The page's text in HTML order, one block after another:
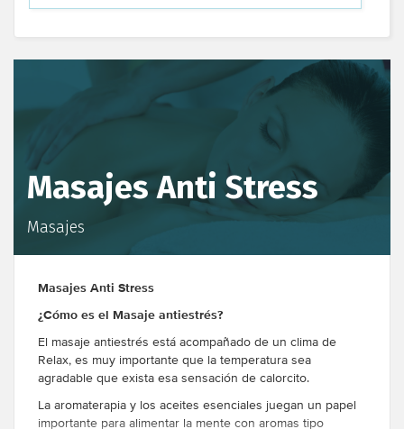
Masajes Anti Stress
Masajes
Masajes Anti Stress
¿Cómo es el Masaje antiestrés?
El masaje antiestrés está acompañado de un clima de
Relax, es muy importante que la temperatura sea
agradable que exista esa sensación de calorcito.
La aromaterapia y los aceites esenciales juegan un papel
importante para alimentar la mente con aromas tipo